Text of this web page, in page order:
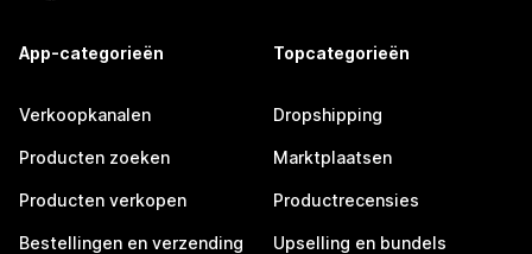
App-categorieën
Verkoopkanalen
Producten zoeken
Producten verkopen
Bestellingen en verzending
Topcategorieën
Dropshipping
Marktplaatsen
Productrecensies
Upselling en bundels